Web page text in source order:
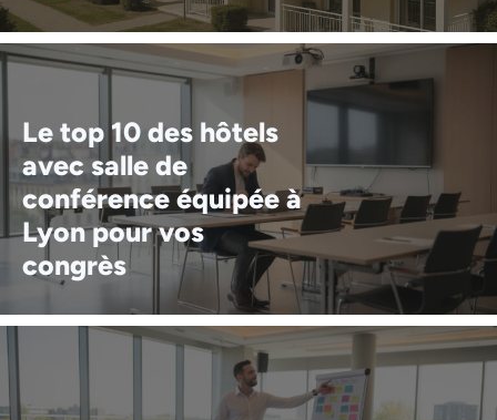
Le top 10 des hôtels
avec salle de
conférence équipée à
Lyon pour vos
congrès